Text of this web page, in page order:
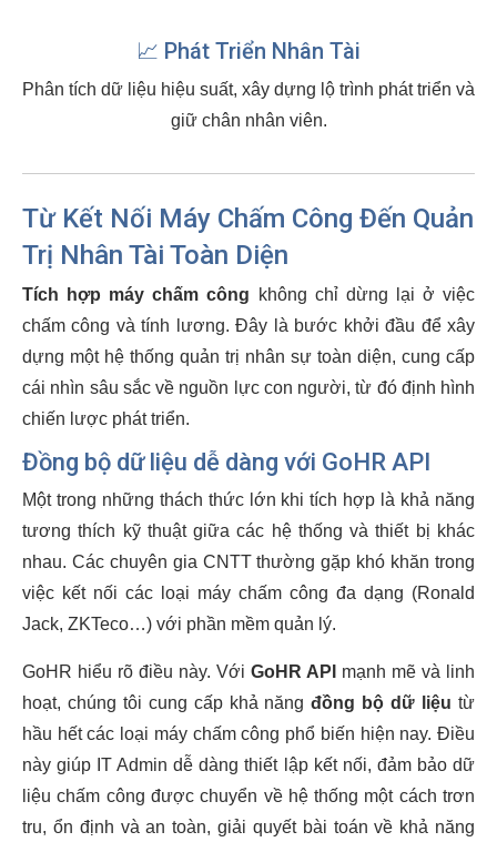
📈 Phát Triển Nhân Tài
Phân tích dữ liệu hiệu suất, xây dựng lộ trình phát triển và
giữ chân nhân viên.
Từ Kết Nối Máy Chấm Công Đến Quản
Trị Nhân Tài Toàn Diện
Tích hợp máy chấm công không chỉ dừng lại ở việc
chấm công và tính lương. Đây là bước khởi đầu để xây
dựng một hệ thống quản trị nhân sự toàn diện, cung cấp
cái nhìn sâu sắc về nguồn lực con người, từ đó định hình
chiến lược phát triển.
Đồng bộ dữ liệu dễ dàng với GoHR API
Một trong những thách thức lớn khi tích hợp là khả năng
tương thích kỹ thuật giữa các hệ thống và thiết bị khác
nhau. Các chuyên gia CNTT thường gặp khó khăn trong
việc kết nối các loại máy chấm công đa dạng (Ronald
Jack, ZKTeco…) với phần mềm quản lý.
GoHR hiểu rõ điều này. Với GoHR API
mạnh mẽ và linh
hoạt, chúng tôi cung cấp khả năngđồng bộ dữ liệu từ
hầu hết các loại máy chấm công phổ biến hiện nay. Điều
này giúp IT Admin dễ dàng thiết lập kết nối, đảm bảo dữ
liệu chấm công được chuyển về hệ thống một cách trơn
tru, ổn định và an toàn, giải quyết bài toán về khả năng